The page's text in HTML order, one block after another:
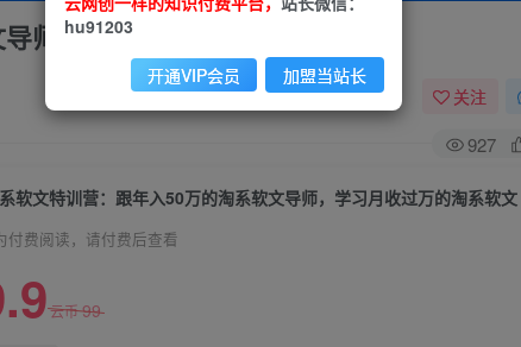
师，学习月收过万的淘系软文
关注
927
软文特训营：跟年入50万的淘系软文导师，学习月收过万的淘系软文
付费阅读，请付费后查看
云币99
hu91203
开通VIP会员 加盟当站长